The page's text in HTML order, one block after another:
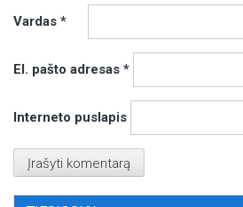
Vardas *
El. pašto adresas *
Interneto puslapis